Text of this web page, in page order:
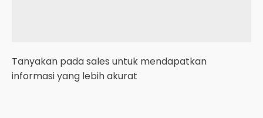
Tanyakan pada sales untuk mendapatkan
informasi yang lebih akurat